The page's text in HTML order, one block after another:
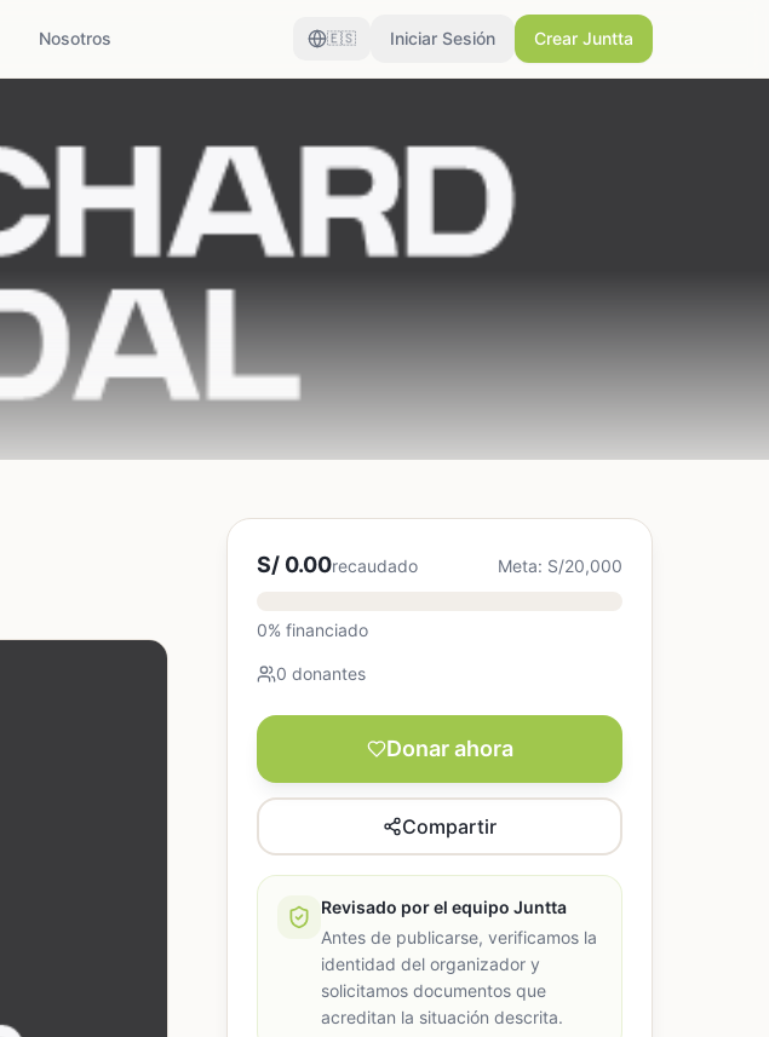
Nosotros 🇪🇸 Iniciar Sesión Crear Juntta
S/ 0.00recaudado Meta: S/20,000
0% financiado
0 donantes
Donar ahora
Compartir
Revisado por el equipo Juntta
Antes de publicarse, verificamos la
identidad del organizador y
solicitamos documentos que
acreditan la situación descrita.